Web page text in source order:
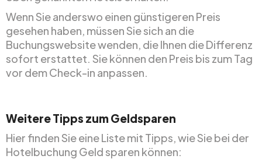
Wenn Sie anderswo einen günstigeren Preis
gesehen haben, müssen Sie sich an die
Buchungswebsite wenden, die Ihnen die Differenz
sofort erstattet. Sie können den Preis bis zum Tag
vor dem Check-in anpassen.
Weitere Tipps zum Geldsparen
Hier finden Sie eine Liste mit Tipps, wie Sie bei der
Hotelbuchung Geld sparen können: